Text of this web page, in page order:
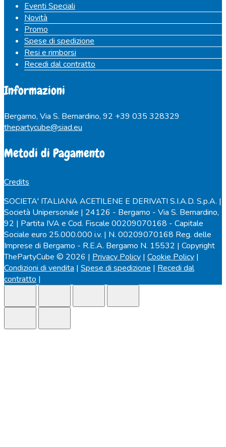
Eventi Speciali
Novità
Promo
Spese di spedizione
Resi e rimborsi
Recedi dal contratto
Informazioni
Bergamo, Via S. Bernardino, 92 +39 035 328329
thepartycube@siad.eu
Metodi di Pagamento
Credits
SOCIETA' ITALIANA ACETILENE E DERIVATI S.I.A.D. S.p.A. |
Società Unipersonale | 24126 - Bergamo - Via S. Bernardino,
92 | Partita IVA e Cod. Fiscale 00209070168 - Capitale
Sociale euro 25.000.000 i.v. | N. 00209070168 Reg. delle
Imprese di Bergamo - R.E.A. Bergamo N. 15532 | Copyright
ThePartyCube © 2026 | Privacy Policy | Cookie Policy |
Condizioni di vendita | Spese di spedizione | Recedi dal
contratto |